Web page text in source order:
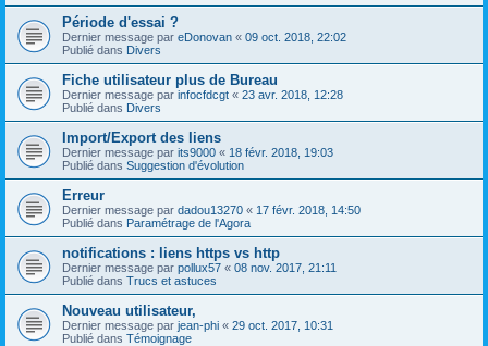
Période d'essai ?
Dernier message par eDonovan « 09 oct. 2018, 22:02
Publié dans Divers
Fiche utilisateur plus de Bureau
Dernier message par infocfdcgt « 23 avr. 2018, 12:28
Publié dans Divers
Import/Export des liens
Dernier message par its9000 « 18 févr. 2018, 19:03
Publié dans Suggestion d'évolution
Erreur
Dernier message par dadou13270 « 17 févr. 2018, 14:50
Publié dans Paramétrage de l'Agora
notifications : liens https vs http
Dernier message par pollux57 « 08 nov. 2017, 21:11
Publié dans Trucs et astuces
Nouveau utilisateur,
Dernier message par jean-phi « 29 oct. 2017, 10:31
Publié dans Témoignage